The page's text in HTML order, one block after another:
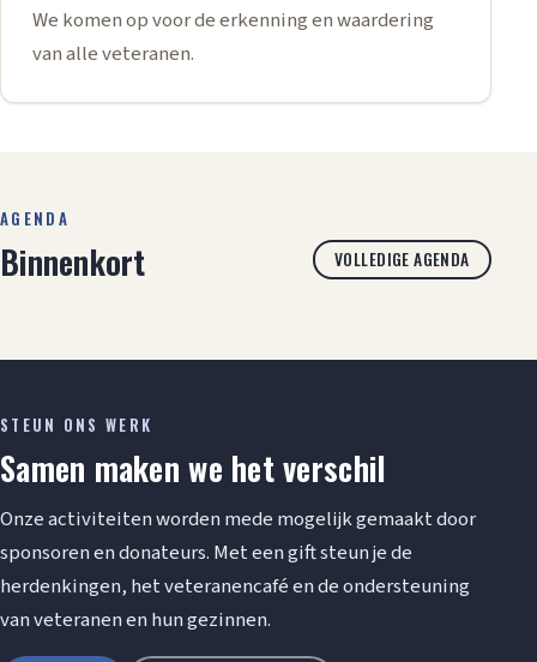
We komen op voor de erkenning en waardering
van alle veteranen.
AGENDA
Binnenkort VOLLEDIGE AGENDA
STEUN ONS WERK
Samen maken we het verschil
Onze activiteiten worden mede mogelijk gemaakt door
sponsoren en donateurs. Met een gift steun je de
herdenkingen, het veteranencafé en de ondersteuning
van veteranen en hun gezinnen.